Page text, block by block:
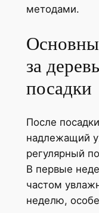
методами.
за
посадки
После
надлежащий
регулярный
В первые
частом
неделю,